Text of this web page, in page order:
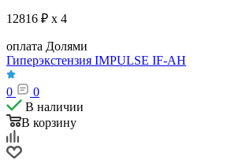
12816 ₽ x 4
оплата Долями
Гиперэкстензия IMPULSE IF-AH
0
0
В наличии
В корзину